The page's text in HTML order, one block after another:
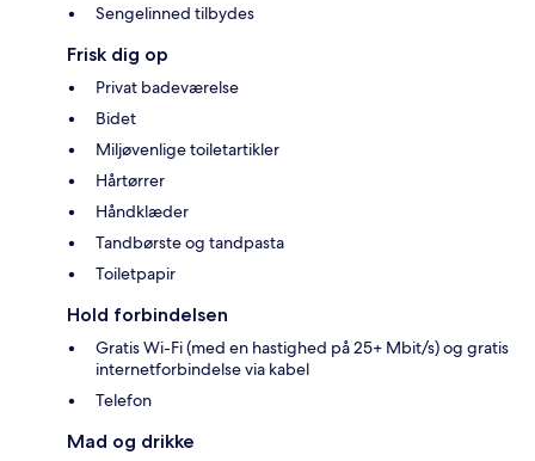
Sengelinned tilbydes
Frisk dig op
Privat badeværelse
Bidet
Miljøvenlige toiletartikler
Hårtørrer
Håndklæder
Tandbørste og tandpasta
Toiletpapir
Hold forbindelsen
Gratis Wi-Fi (med en hastighed på 25+ Mbit/s) og gratis
internetforbindelse via kabel
Telefon
Mad og drikke